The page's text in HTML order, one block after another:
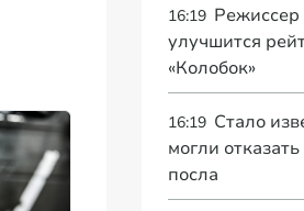
16:19 Режиссер
улучшится
«Колобок»
16:19 Стало
могли
посла